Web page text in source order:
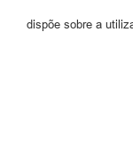
Galeria de Vídeos
dispõe sobre a